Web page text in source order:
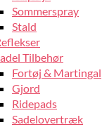
Sommerspray
Stald
Tilbehør
Fortøj & Martingal
Gjord
Ridepads
Sadelovertræk